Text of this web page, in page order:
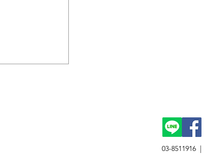
03-8511916 |